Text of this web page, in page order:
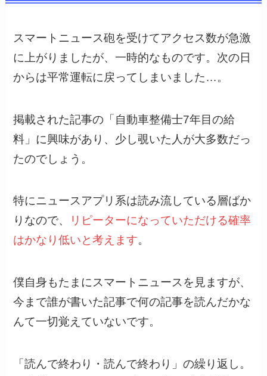
スマートニュース砲を受けてアクセス数が急激
に上がりましたが、一時的なものです。次の日
からは平常運転に戻ってしまいました…。
掲載された記事の「自動車整備士7年目の給
料」に興味があり、少し覗いた人が大多数だっ
たのでしょう。
特にニュースアプリ系は読み流している層ばか
りなので、
リピーターになっていただける確率
はかなり低いと考えます。
僕自身もたまにスマートニュースを見ますが、
今まで誰が書いた記事で何の記事を読んだかな
んて一切覚えていないです。
「読んで終わり・読んで終わり」の繰り返し。